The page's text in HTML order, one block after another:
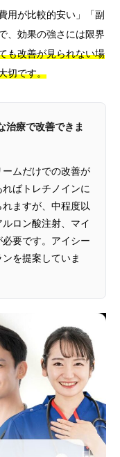
用が比較的安い」「副
、効果の強さには限界
も改善が見られない場
切です。
治療で改善できま
ムだけでの改善が
ばトレチノインに
ますが、中程度以
ロン酸注射、マイ
要です。アイシー
を提案していま